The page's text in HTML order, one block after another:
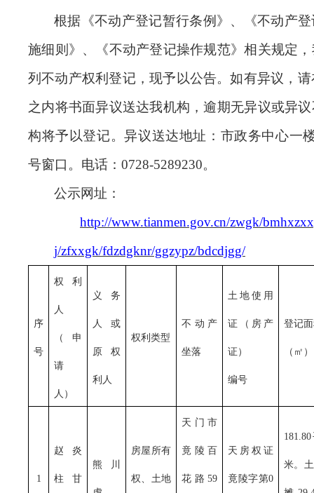
根据《不动产登记暂行条例》、《不动产
施细则》、《不动产登记操作规范》相关规定
列不动产权利登记，现予以公告。如有异议，请
之内将书面异议送达我机构，逾期无异议或异
构将予以登记。异议送达地址：市政务中心一
号窗口。电话：0728-5289230。
公示网址：
http://www.tianmen.gov.cn/zwgk/
j/zfxxgk/fdzdgknr/ggzypz/bdcdjgg/
序
号
权利
人
（申
请
人）
义务
人或
原权
利人
权利类型
不动产
坐落
土地使用
证（房产
证）
编号
登记
（㎡）
1
赵炎
柱甘
熊川
房屋所有
权、土地
天门市
竟陵百
花路 59
天房权证
竟陵字第0
米。